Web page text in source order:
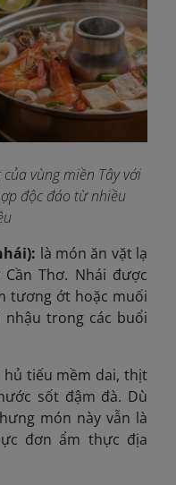
vùng miền Tây với
độc đáo từ nhiều
là món ăn vặt lạ
Thơ. Nhái được
tương ớt hoặc muối
trong các buổi
hủ tiếu mềm dai, thịt
sốt đậm đà. Dù
món này vẫn là
đơn ẩm thực địa